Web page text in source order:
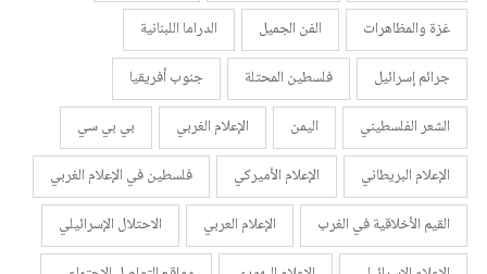
غزة والمظاهرات
الفن الجميل
الدراما اللبنانية
جرائم إسرائيل
فلسطين المحتلة
جنوب أفريقيا
الشعر الفلسطيني
اليمن الإعلام الغربي
بي بي سي
الإعلام البريطاني
الإعلام الأميركي
فلسطين في الإعلام الغربي
القيم الأخلاقية في الغرب
الإعلام العربي
الاحتلال الإسرائيلي